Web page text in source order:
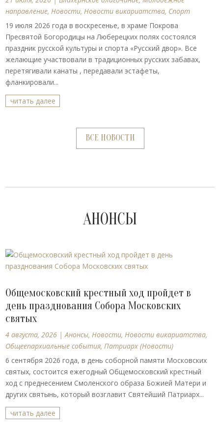
направление,Новости,Новости викариатства, Спорт
19 июля 2026 года в воскресенье, в храме Покрова
Пресвятой Богородицы на Люберецких полях состоялся
праздник русской культуры и спорта «Русский двор». Все
желающие участвовали в традиционных русских забавах,
перетягивали канаты , передавали эстафеты,
фланкировали...
читать далее
ВСЕ НОВОСТИ
АНОНСЫ
Общемосковский крестный ход пройдет в
день празднования Собора Московских
святых
4 августа, 2026 |Анонсы, Новости, Новости викариатства,
Общеепархиальные события, Патриарх (Новости)
6 сентября 2026 года, в день соборной памяти Московских
святых, состоится ежегодный Общемосковский крестный
ход с преднесением Смоленского образа Божией Матери и
других святынь, который возглавит Святейший Патриарх...
читать далее